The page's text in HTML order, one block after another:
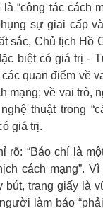
“công tác cách
sự giai cấp
sắc, Chủ tịch Hồ
biệt có giá trị -
quan điểm về
mạng; về vai trò,
thuật trong
giá trị.
rõ: “Báo chí là
cách mạng”.
bút, trang giấy là
làm báo